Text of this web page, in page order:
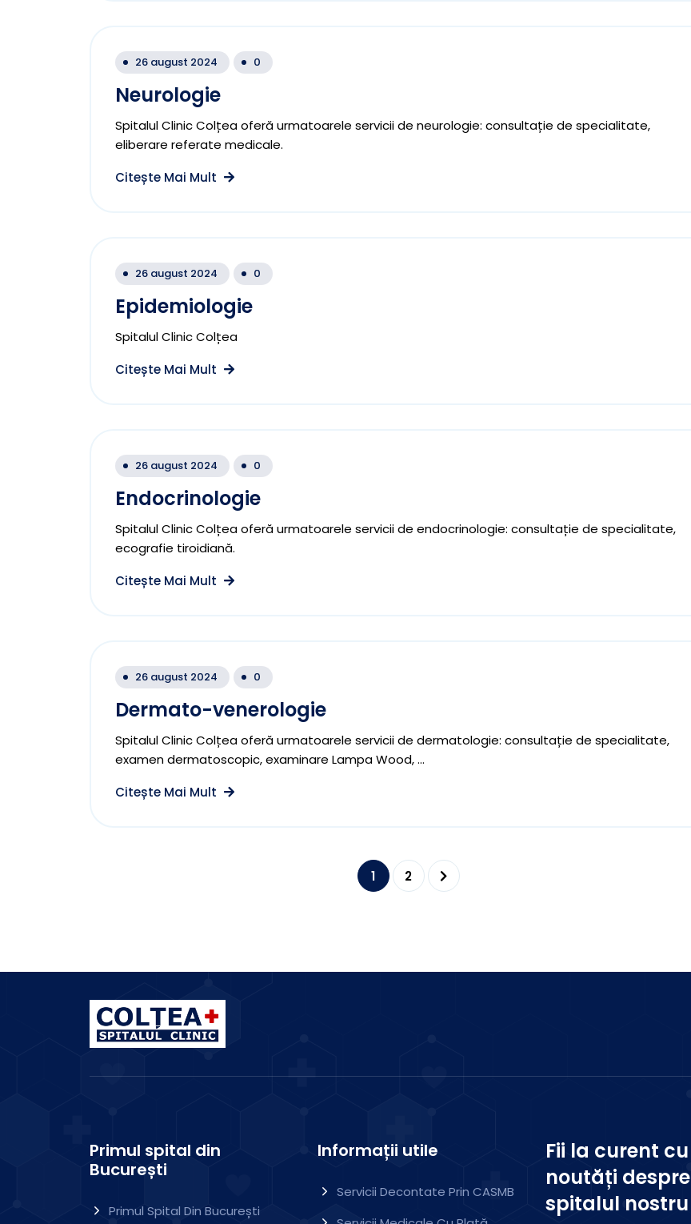
26 august 2024 0
Neurologie
Spitalul Clinic Colțea oferă urmatoarele servicii de neurologie: consultație de specialitate,
eliberare referate medicale.
Citește Mai Mult
26 august 2024 0
Epidemiologie
Spitalul Clinic Colțea
Citește Mai Mult
26 august 2024 0
Endocrinologie
Spitalul Clinic Colțea oferă urmatoarele servicii de endocrinologie: consultație de specialitate,
ecografie tiroidiană.
Citește Mai Mult
26 august 2024 0
Dermato-venerologie
Spitalul Clinic Colțea oferă urmatoarele servicii de dermatologie: consultație de specialitate,
examen dermatoscopic, examinare Lampa Wood, ...
Citește Mai Mult
1 2
Primul spital din
București
Primul Spital Din București
Informații utile
Servicii Decontate Prin CASMB
Fii la curent cu
noutăți despre
spitalul nostru